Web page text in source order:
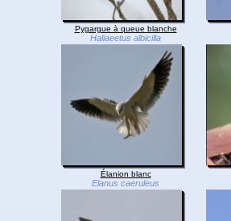
Pygargue à queue blanche
Haliaeetus albicilla
Élanion blanc
Elanus caeruleus